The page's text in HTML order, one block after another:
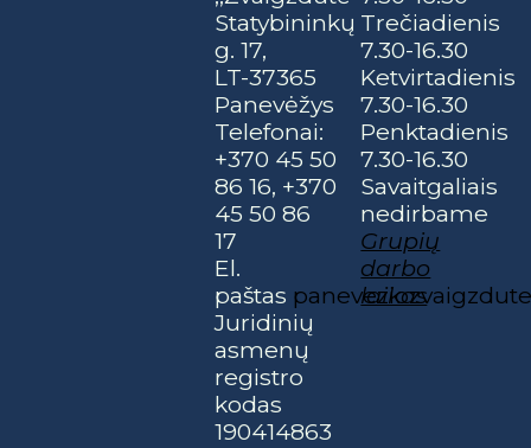
Statybininkų
g. 17,
LT-37365
Panevėžys
Telefonai:
+370 45 50
86 16, +370
45 50 86
17
El.
paštas
Juridinių
asmenų
registro
kodas
190414863
Trečiadienis
7.30-16.30
Ketvirtadienis
7.30-16.30
Penktadienis
7.30-16.30
Savaitgaliais
nedirbame
Grupių
darbo
laikas